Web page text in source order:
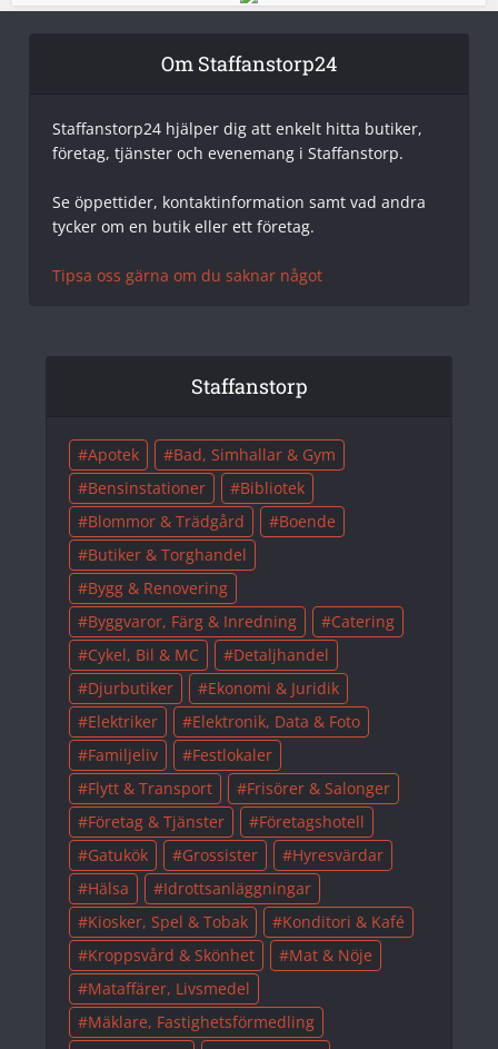
Om Staffanstorp24
Staffanstorp24 hjälper dig att enkelt hitta butiker,
företag, tjänster och evenemang i Staffanstorp.
Se öppettider, kontaktinformation samt vad andra
tycker om en butik eller ett företag.
Tipsa oss gärna om du saknar något
Staffanstorp
Apotek
Bad, Simhallar & Gym
Bensinstationer
Bibliotek
Blommor & Trädgård
Boende
Butiker & Torghandel
Bygg & Renovering
Byggvaror, Färg & Inredning
Catering
Cykel, Bil & MC
Detaljhandel
Djurbutiker
Ekonomi & Juridik
Elektriker
Elektronik, Data & Foto
Familjeliv
Festlokaler
Flytt & Transport
Frisörer & Salonger
Företag & Tjänster
Företagshotell
Gatukök
Grossister
Hyresvärdar
Hälsa
Idrottsanläggningar
Kiosker, Spel & Tobak
Konditori & Kafé
Kroppsvård & Skönhet
Mat & Nöje
Mataffärer, Livsmedel
Mäklare, Fastighetsförmedling